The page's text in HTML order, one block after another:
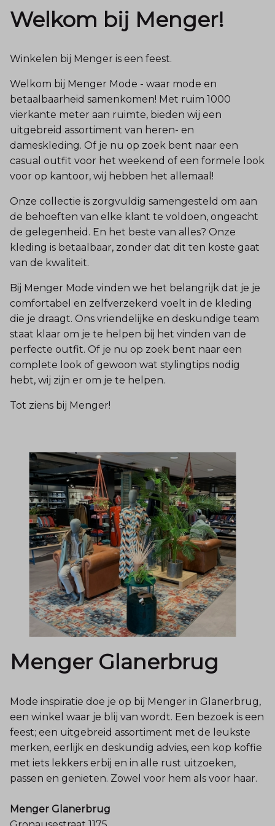
Welkom bij Menger!
Winkelen bij Menger is een feest.
Welkom bij Menger Mode - waar mode en
betaalbaarheid samenkomen! Met ruim 1000
vierkante meter aan ruimte, bieden wij een
uitgebreid assortiment van heren- en
dameskleding. Of je nu op zoek bent naar een
casual outfit voor het weekend of een formele look
voor op kantoor, wij hebben het allemaal!
Onze collectie is zorgvuldig samengesteld om aan
de behoeften van elke klant te voldoen, ongeacht
de gelegenheid. En het beste van alles? Onze
kleding is betaalbaar, zonder dat dit ten koste gaat
van de kwaliteit.
Bij Menger Mode vinden we het belangrijk dat je je
comfortabel en zelfverzekerd voelt in de kleding
die je draagt. Ons vriendelijke en deskundige team
staat klaar om je te helpen bij het vinden van de
perfecte outfit. Of je nu op zoek bent naar een
complete look of gewoon wat stylingtips nodig
hebt, wij zijn er om je te helpen.
Tot ziens bij Menger!
Menger Glanerbrug
Mode inspiratie doe je op bij Menger in Glanerbrug,
een winkel waar je blij van wordt. Een bezoek is een
feest; een uitgebreid assortiment met de leukste
merken, eerlijk en deskundig advies, een kop koffie
met iets lekkers erbij en in alle rust uitzoeken,
passen en genieten. Zowel voor hem als voor haar.
Menger Glanerbrug